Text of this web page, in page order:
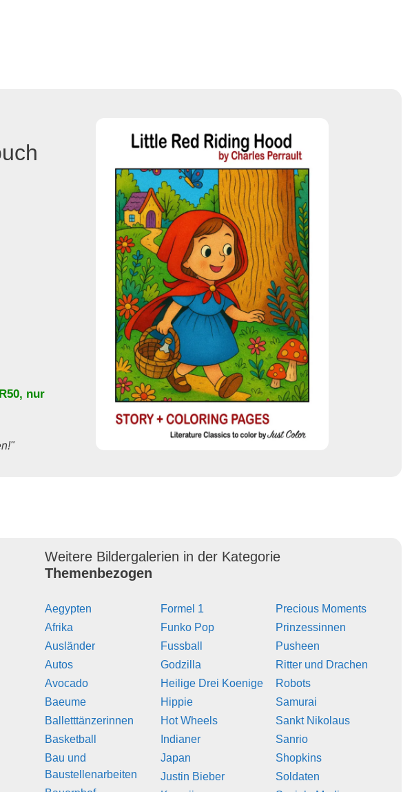
, nur
Weitere Bildergalerien in der Kategorie
Themenbezogen
Aegypten
Afrika
Ausländer
Autos
Avocado
Baeume
Balletttänzerinnen
Basketball
Bau und
Baustellenarbeiten
Formel 1
Funko Pop
Fussball
Godzilla
Heilige Drei Koenige
Hippie
Hot Wheels
Indianer
Japan
Justin Bieber
Precious Moments
Prinzessinnen
Pusheen
Ritter und Drachen
Robots
Samurai
Sankt Nikolaus
Sanrio
Shopkins
Soldaten